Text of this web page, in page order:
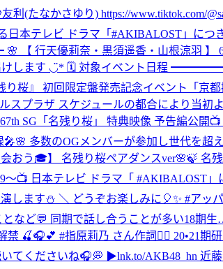
(たなかさゆり) https://www.tiktok.com/
日本テレビ ドラマ「#AKIBALOST」につ
行天優莉奈・黒須遥香・山根涼羽 】
をお届けします ◡̈* 🗓 対象イベント日
り桜』 初回限定盤発売記念イベント「京
プラザ スケジュールの都合により当初
67th SG「名残り桜」 特典映像 予告編公開
多数のOGメンバーが参加し世代を超
会おう🎓】 名残り桜ペアダンスver🌸🍃 名
～📺 日本テレビ ドラマ「 #AKIBALOST
します⛄ ＼ どうぞお楽しみに🎈✨ #アッ
など💬 同期で話し合うことが多い18期
禁 🍒🎧💕 #指原莉乃 さん作詞✍🏻 20•21期
てくださいね🎧💭 ▶︎lnk.to/AKB48_hn 近